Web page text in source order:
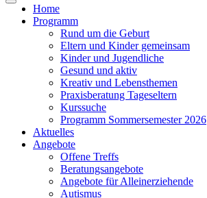
Toggle
navigation
Home
Programm
Rund um die Geburt
Eltern und Kinder gemeinsam
Kinder und Jugendliche
Gesund und aktiv
Kreativ und Lebensthemen
Praxisberatung Tageseltern
Kurssuche
Programm Sommersemester 2026
Aktuelles
Angebote
Offene Treffs
Beratungsangebote
Angebote für Alleinerziehende
Autismus